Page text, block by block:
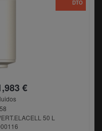
€
50 L
DTO